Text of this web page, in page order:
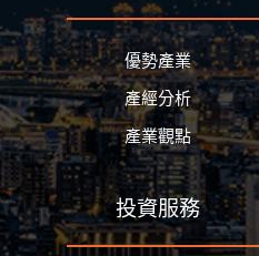
優勢產業
產經分析
產業觀點
投資服務